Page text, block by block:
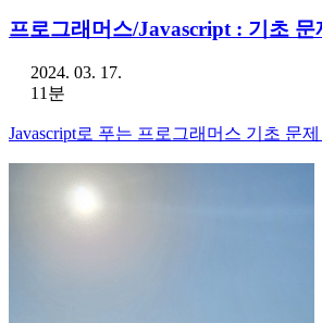
프로그래머스/Javascript : 기초 문
2024. 03. 17.
11분
Javascript로 푸는 프로그래머스 기초 문